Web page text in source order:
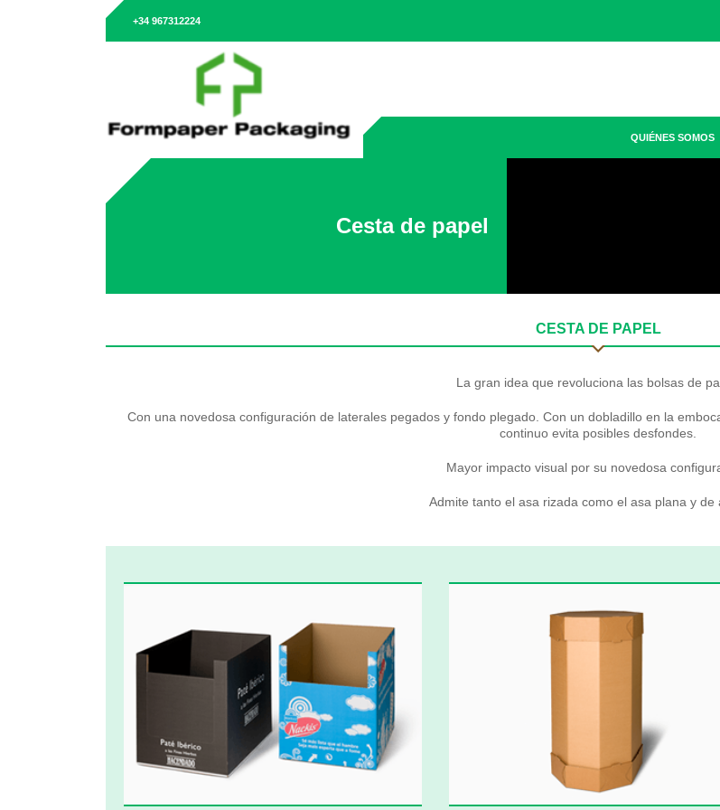
+34 967312224
QUIÉNES SOMOS
Cesta de papel
CESTA DE PAPEL
La gran idea que revoluciona las bolsas de
Con una novedosa configuración de laterales pegados y fondo plegado. Con un dobladillo en la
continuo evita posibles desfondes.
Mayor impacto visual por su novedosa
Admite tanto el asa rizada como el asa plana y de